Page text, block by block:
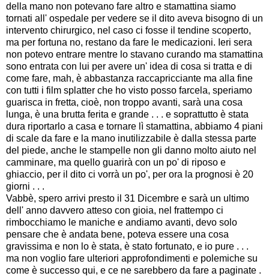
della mano non potevano fare altro e stamattina siamo
tornati all' ospedale per vedere se il dito aveva bisogno di un
intervento chirurgico, nel caso ci fosse il tendine scoperto,
ma per fortuna no, restano da fare le medicazioni. Ieri sera
non potevo entrare mentre lo stavano curando ma stamattina
sono entrata con lui per avere un' idea di cosa si tratta e di
come fare, mah, è abbastanza raccapricciante ma alla fine
con tutti i film splatter che ho visto posso farcela, speriamo
guarisca in fretta, cioè, non troppo avanti, sarà una cosa
lunga, è una brutta ferita e grande . . . e soprattutto è stata
dura riportarlo a casa e tornare lì stamattina, abbiamo 4 piani
di scale da fare e la mano inutilizzabile è dalla stessa parte
del piede, anche le stampelle non gli danno molto aiuto nel
camminare, ma quello guarirà con un po' di riposo e
ghiaccio, per il dito ci vorrà un po', per ora la prognosi è 20
giorni . . .
Vabbè, spero arrivi presto il 31 Dicembre e sarà un ultimo
dell' anno davvero atteso con gioia, nel frattempo ci
rimbocchiamo le maniche e andiamo avanti, devo solo
pensare che è andata bene, poteva essere una cosa
gravissima e non lo è stata, è stato fortunato, e io pure . . .
ma non voglio fare ulteriori approfondimenti e polemiche su
come è successo qui, e ce ne sarebbero da fare a paginate .